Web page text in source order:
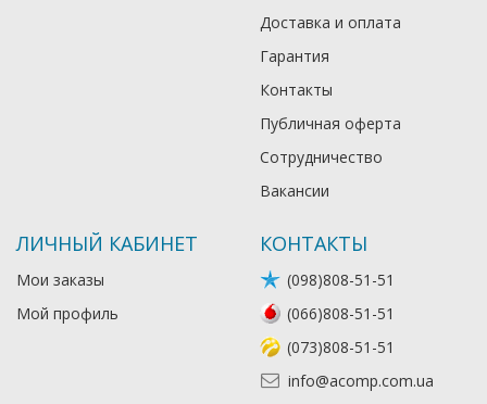
Доставка и оплата
Гарантия
Контакты
Публичная оферта
Сотрудничество
Вакансии
ЛИЧНЫЙ КАБИНЕТ
Мои заказы
Мой профиль
КОНТАКТЫ
(098)808-51-51
(066)808-51-51
(073)808-51-51
info@acomp.com.ua